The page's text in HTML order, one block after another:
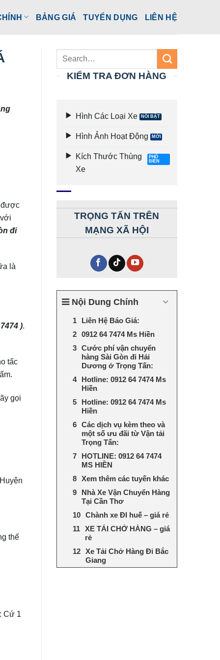
BẢNG GIÁ TUYỂN DỤNG LIÊN HỆ
được
đi
là
).
tấc
gọi
thế
Cứ 1
KIỂM TRA ĐƠN HÀNG
Hình Các Loại Xe
Hình Ảnh Hoạt Động
Kích Thước Thùng
Xe
TRỌNG TẤN TRÊN
MẠNG XÃ HỘI
Nội Dung Chính
Liên Hệ Báo Giá:
0912 64 7474 Ms Hiền
Cước phí vận chuyển
hàng Sài Gòn đi Hải
Dương ở Trọng Tấn:
Hotline: 0912 64 7474 Ms
Hiền
Hotline: 0912 64 7474 Ms
Hiền
Các dịch vụ kèm theo và
một số ưu đãi từ Vận tải
Trọng Tấn:
HOTLINE: 0912 64 7474
MS HIỀN
Xem thêm các tuyến khác
Nhà Xe Vận Chuyển Hàng
Tại Cần Thơ
Chành xe ĐI huế – giá rẻ
XE TẢI CHỞ HÀNG – giá
rẻ
Xe Tải Chở Hàng Đi Bắc
Giang